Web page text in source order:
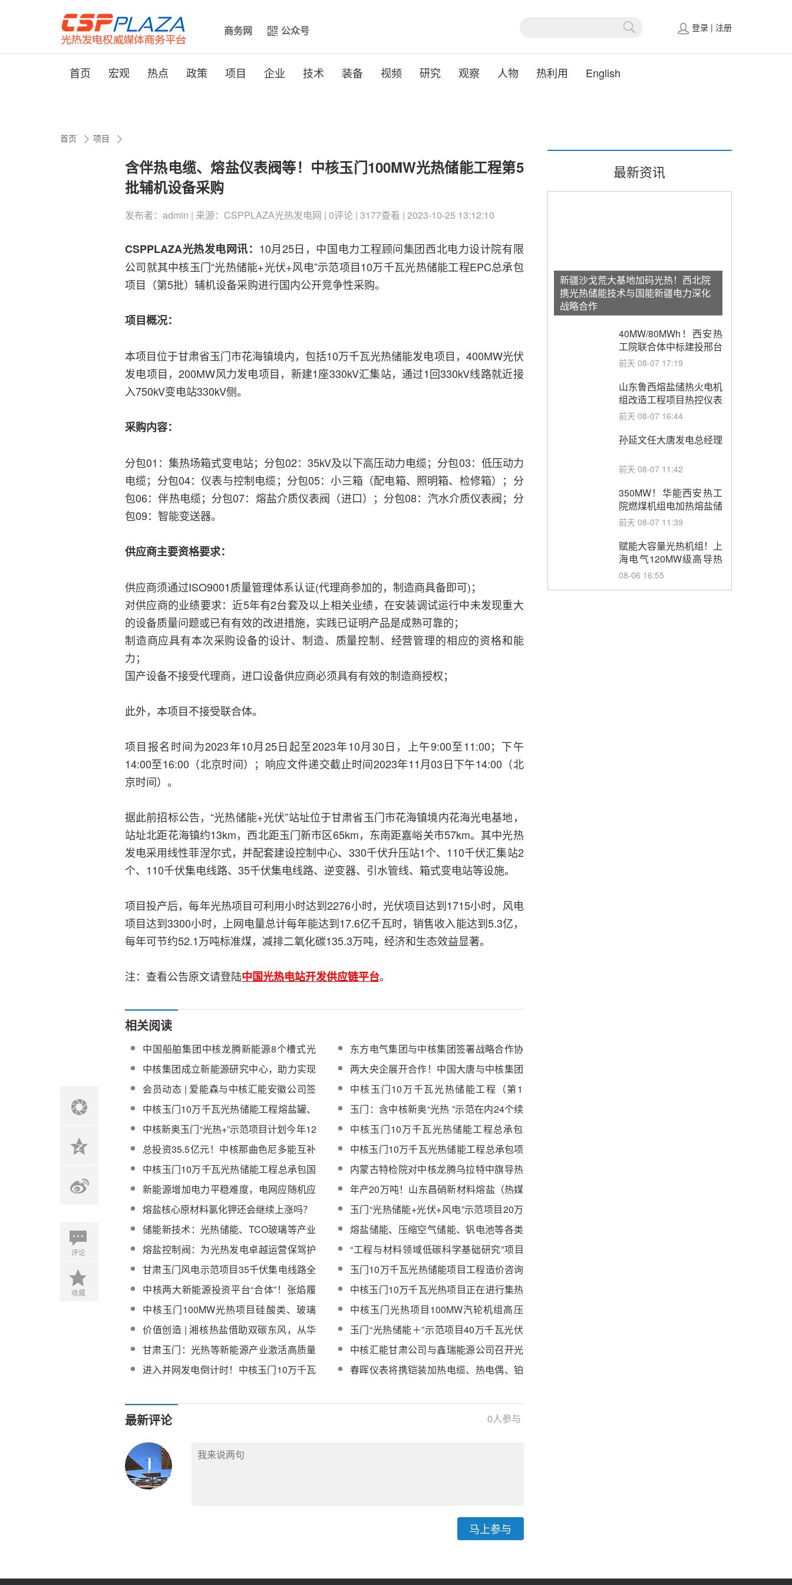
商务网 公众号 登录 | 注册
首页 宏观 热点 政策 项目 企业 技术 装备 视频 研究 观察 人物 热利用 English
首页 项目
含伴热电缆、熔盐仪表阀等！中核玉门100MW光热储能工程第5
批辅机设备采购
发布者：admin | 来源：​CSPPLAZA光热发电网 | 0评论 | 3177查看 | 2023-10-25 13:12:10
CSPPLAZA光热发电网讯： 10月25日，中国电力工程顾问集团西北电力设计院有限
公司就其中核玉门“光热储能+光伏+风电”示范项目10万千瓦光热储能工程EPC总承包
项目（第5批）辅机设备采购进行国内公开竞争性采购。
项目概况：
本项目位于甘肃省玉门市花海镇境内，包括10万千瓦光热储能发电项目，400MW光伏
发电项目，200MW风力发电项目，新建1座330kV汇集站，通过1回330kV线路就近接
入750kV变电站330kV侧。
采购内容：
分包01：集热场箱式变电站；分包02：35kV及以下高压动力电缆；分包03：低压动力
电缆；分包04：仪表与控制电缆；分包05：小三箱（配电箱、照明箱、检修箱）；分
包06：伴热电缆；分包07：熔盐介质仪表阀（进口）；分包08：汽水介质仪表阀；分
包09：智能变送器。
供应商主要资格要求：
供应商须通过ISO9001质量管理体系认证(代理商参加的，制造商具备即可)；
对供应商的业绩要求：近5年有2台套及以上相关业绩，在安装调试运行中未发现重大
的设备质量问题或已有有效的改进措施，实践已证明产品是成熟可靠的；
制造商应具有本次采购设备的设计、制造、质量控制、经营管理的相应的资格和能
力；
国产设备不接受代理商，进口设备供应商必须具有有效的制造商授权；
此外，本项目不接受联合体。
项目报名时间为2023年10月25日起至2023年10月30日，上午9:00至11:00；下午
14:00至16:00（北京时间）；响应文件递交截止时间2023年11月03日下午14:00（北
京时间）。
据此前招标公告，“光热储能+光伏”站址位于甘肃省玉门市花海镇境内花海光电基地，
站址北距花海镇约13km，西北距玉门新市区65km，东南距嘉峪关市57km。其中光热
发电采用线性菲涅尔式，并配套建设控制中心、330千伏升压站1个、110千伏汇集站2
个、110千伏集电线路、35千伏集电线路、逆变器、引水管线、箱式变电站等设施。
项目投产后，每年光热项目可利用小时达到2276小时，光伏项目达到1715小时，风电
项目达到3300小时，上网电量总计每年能达到17.6亿千瓦时，销售收入能达到5.3亿，
每年可节约52.1万吨标准煤，减排二氧化碳135.3万吨，经济和生态效益显著。
注：查看公告原文请登陆中国光热电站开发供应链平台。
评论
收藏
相关阅读
中国船舶集团中核龙腾新能源8个槽式光
热电站相关岗位招聘
东方电气集团与中核集团签署战略合作协
议
中核集团成立新能源研究中心，助力实现
“双碳”目标
两大央企展开合作！中国大唐与中核集团
签署战略合作协议！
会员动态 | 爱能森与中核汇能安徽公司签
订战略合作协议
中核玉门10万千瓦光热储能工程（第1
批）辅机设备部分中标候选人公示
中核玉门10万千瓦光热储能工程熔盐罐、
直接空冷系统中标候选人公示
玉门：含中核新奥“光热 ”示范在内24个续
建项目已复工建设
中核新奥玉门“光热+”示范项目计划今年12
月底全面建成并网发电
中核玉门10万千瓦光热储能工程总承包
（第4批）辅机设备竞争性采购
总投资35.5亿元！中核那曲色尼多能互补
基地项目签约
中核玉门10万千瓦光热储能工程总承包项
目蒸发冷却机组采购
中核玉门10万千瓦光热储能工程总承包国
产铠装加热电缆采购
内蒙古特检院对中核龙腾乌拉特中旗导热
油槽式100MW光热发电项目开展特种设
备定期检验工作
新能源增加电力平稳难度，电网应随机应
变转型升级
年产20万吨！山东昌硝新材料熔盐（热媒
体）项目签约
熔盐核心原材料氯化钾还会继续上涨吗？
玉门“光热储能+光伏+风电”示范项目20万
千瓦风电工程项目顺利发货
储能新技术：光热储能、TCO玻璃等产业
链机会分析
熔盐储能、压缩空气储能、钒电池等各类
长时储能技术最全项目清单
熔盐控制阀：为光热发电卓越运营保驾护
航
“工程与材料领域低碳科学基础研究”项目
指南：建立下一代光-热-储系统能量传递
转化与储能/释能协同调控方法
甘肃玉门风电示范项目35千伏集电线路全
线贯通
玉门10万千瓦光热储能项目工程造价咨询
服务采购
中核两大新能源投资平台“合体”！张焰履
新中核汇能党委书记
中核玉门10万千瓦光热项目正在进行集热
场反射镜支架安装工作
中核玉门100MW光热项目硅酸类、玻璃
棉、气凝胶等多品种保温材料采购
中核玉门光热项目100MW汽轮机组高压
模块、中低压模块顺利发运
价值创造 | 湘核热盐借助双碳东风，从华
中到西北，谋企业转型发展之路
玉门“光热储能＋”示范项目40万千瓦光伏
+20万千瓦风电顺利并网
甘肃玉门：光热等新能源产业激活高质量
发展“新引擎”
中核汇能甘肃公司与鑫瑞能源公司召开光
热技术交流会
进入并网发电倒计时！中核玉门10万千瓦
春晖仪表将携铠装加热电缆、热电偶、铂
最新评论 0人参与
马上参与
最新资讯
新疆沙戈荒大基地加码光热！西北院
携光热储能技术与国能新疆电力深化
战略合作
40MW/80MWh！西安热
工院联合体中标建投邢台
热电熔盐储热调峰调频改
前天 08-07 17:19
山东鲁西熔盐储热火电机
组改造工程项目热控仪表
成套设备采购
前天 08-07 16:44
孙延文任大唐发电总经理
前天 08-07 11:42
350MW！华能西安热工
院燃煤机组电加热熔盐储
能提升机组灵活性改造项
务采购
前天 08-07 11:39
赋能大容量光热机组！上
海电气120MW级高导热
空冷发电机通过型式试验
08-06 16:55